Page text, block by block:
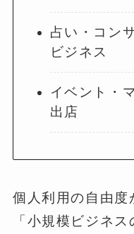
占い・コン
ビジネス
イベント・
出店
個人利用の自由度
「小規模ビジネ